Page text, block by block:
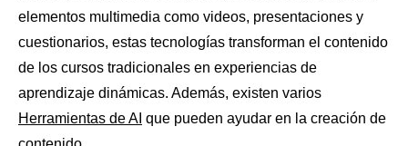
elementos multimedia como videos, presentaciones y
cuestionarios, estas tecnologías transforman el contenido
de los cursos tradicionales en experiencias de
aprendizaje dinámicas. Además, existen varios
Herramientas de AI que pueden ayudar en la creación de